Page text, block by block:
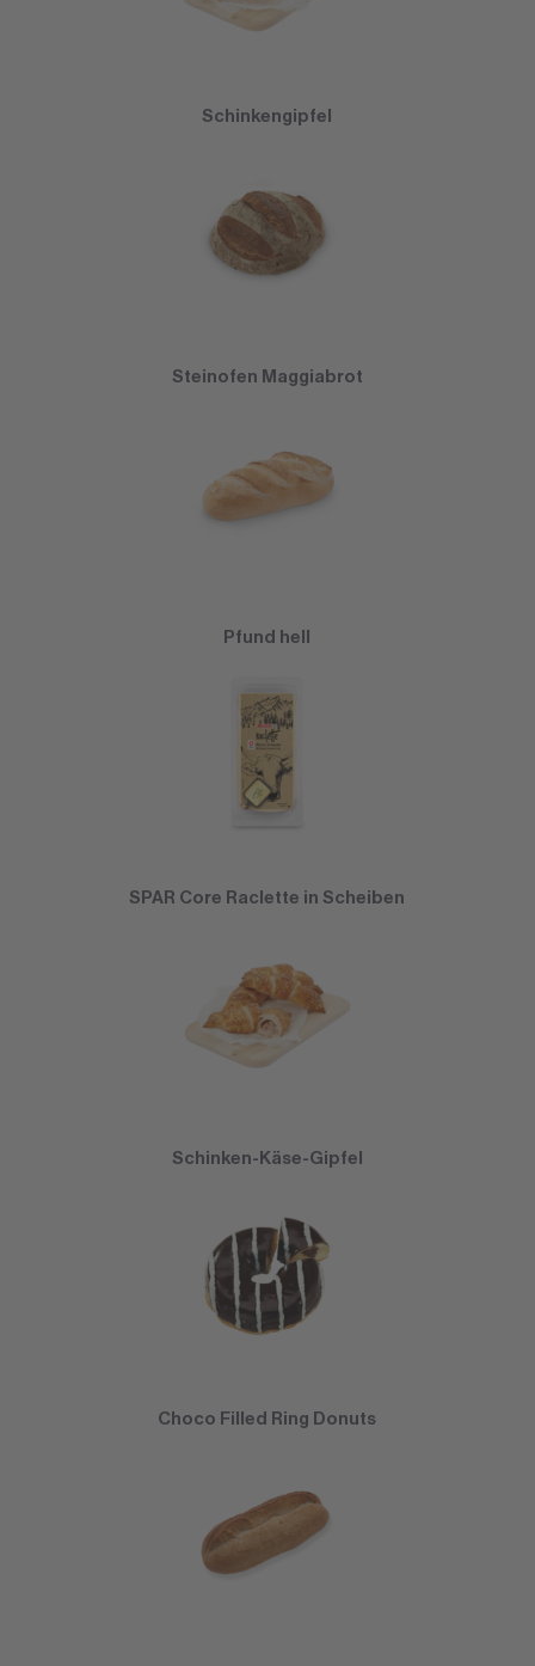
Schinkengipfel
Steinofen Maggiabrot
Pfund hell
SPAR Core Raclette in Scheiben
Schinken-Käse-Gipfel
Choco Filled Ring Donuts